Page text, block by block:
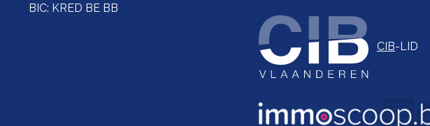
BIC: KRED BE BB
CIB-LID